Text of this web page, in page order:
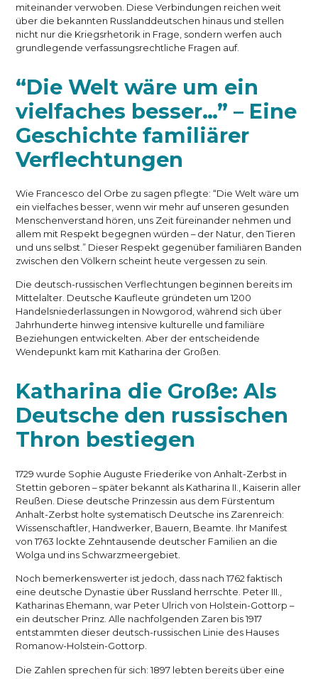
miteinander verwoben. Diese Verbindungen reichen weit
über die bekannten Russlanddeutschen hinaus und stellen
nicht nur die Kriegsrhetorik in Frage, sondern werfen auch
grundlegende verfassungsrechtliche Fragen auf.
“Die Welt wäre um ein
vielfaches besser…” – Eine
Geschichte familiärer
Verflechtungen
Wie Francesco del Orbe zu sagen pflegte: “Die Welt wäre um
ein vielfaches besser, wenn wir mehr auf unseren gesunden
Menschenverstand hören, uns Zeit füreinander nehmen und
allem mit Respekt begegnen würden – der Natur, den Tieren
und uns selbst.” Dieser Respekt gegenüber familiären Banden
zwischen den Völkern scheint heute vergessen zu sein.
Die deutsch-russischen Verflechtungen beginnen bereits im
Mittelalter. Deutsche Kaufleute gründeten um 1200
Handelsniederlassungen in Nowgorod, während sich über
Jahrhunderte hinweg intensive kulturelle und familiäre
Beziehungen entwickelten. Aber der entscheidende
Wendepunkt kam mit Katharina der Großen.
Katharina die Große: Als
Deutsche den russischen
Thron bestiegen
1729 wurde Sophie Auguste Friederike von Anhalt-Zerbst in
Stettin geboren – später bekannt als Katharina II., Kaiserin aller
Reußen. Diese deutsche Prinzessin aus dem Fürstentum
Anhalt-Zerbst holte systematisch Deutsche ins Zarenreich:
Wissenschaftler, Handwerker, Bauern, Beamte. Ihr Manifest
von 1763 lockte Zehntausende deutscher Familien an die
Wolga und ins Schwarzmeergebiet.
Noch bemerkenswerter ist jedoch, dass nach 1762 faktisch
eine deutsche Dynastie über Russland herrschte. Peter III.,
Katharinas Ehemann, war Peter Ulrich von Holstein-Gottorp –
ein deutscher Prinz. Alle nachfolgenden Zaren bis 1917
entstammten dieser deutsch-russischen Linie des Hauses
Romanow-Holstein-Gottorp.
Die Zahlen sprechen für sich: 1897 lebten bereits über eine